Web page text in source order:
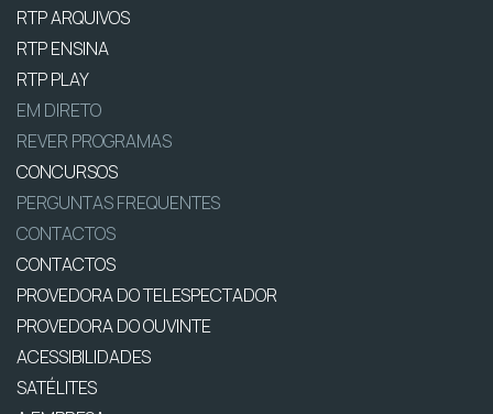
RTP ARQUIVOS
RTP ENSINA
RTP PLAY
EM DIRETO
REVER PROGRAMAS
CONCURSOS
PERGUNTAS FREQUENTES
CONTACTOS
CONTACTOS
PROVEDORA DO TELESPECTADOR
PROVEDORA DO OUVINTE
ACESSIBILIDADES
SATÉLITES